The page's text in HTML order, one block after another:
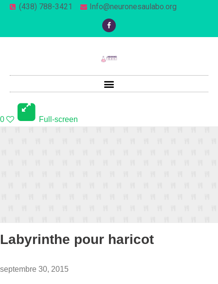
(438) 788-3421 Info@neuronesaulabo.org
0 Full-screen
Labyrinthe pour haricot
septembre 30, 2015